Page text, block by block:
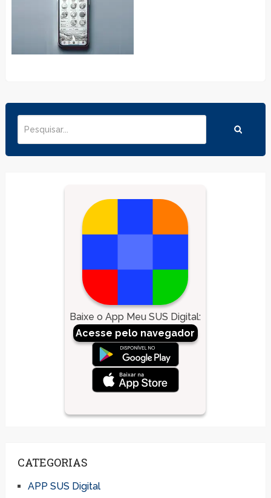
Baixe o App Meu SUS Digital:
Acesse pelo navegador
CATEGORIAS
APP SUS Digital